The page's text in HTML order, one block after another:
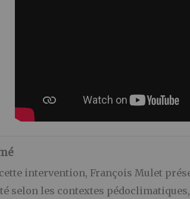
intervention, François Mulet
selon les contextes